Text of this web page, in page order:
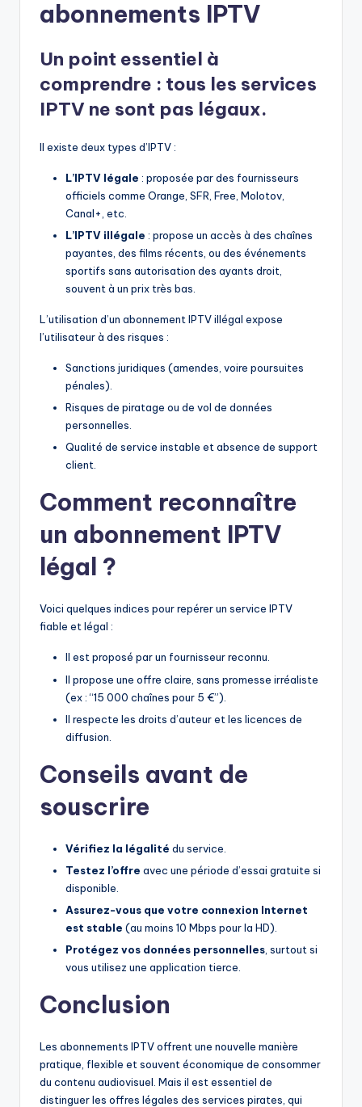
abonnements IPTV
Un point essentiel à
comprendre : tous les services
IPTV ne sont pas légaux.
Il existe deux types d’IPTV :
L’IPTV légale : proposée par des fournisseurs
officiels comme Orange, SFR, Free, Molotov,
Canal+, etc.
L’IPTV illégale : propose un accès à des chaînes
payantes, des films récents, ou des événements
sportifs sans autorisation des ayants droit,
souvent à un prix très bas.
L’utilisation d’un abonnement IPTV illégal expose
l’utilisateur à des risques :
Sanctions juridiques (amendes, voire poursuites
pénales).
Risques de piratage ou de vol de données
personnelles.
Qualité de service instable et absence de support
client.
Comment reconnaître
un abonnement IPTV
légal ?
Voici quelques indices pour repérer un service IPTV
fiable et légal :
Il est proposé par un fournisseur reconnu.
Il propose une offre claire, sans promesse irréaliste
(ex : “15 000 chaînes pour 5 €”).
Il respecte les droits d’auteur et les licences de
diffusion.
Conseils avant de
souscrire
Vérifiez la légalité du service.
Testez l’offre avec une période d’essai gratuite si
disponible.
Assurez-vous que votre connexion Internet
est stable (au moins 10 Mbps pour la HD).
Protégez vos données personnelles , surtout si
vous utilisez une application tierce.
Conclusion
Les abonnements IPTV offrent une nouvelle manière
pratique, flexible et souvent économique de consommer
du contenu audiovisuel. Mais il est essentiel de
distinguer les offres légales des services pirates, qui